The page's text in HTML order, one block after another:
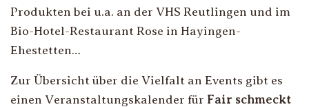
Produkten bei u.a. an der VHS Reutlingen und im
Bio-Hotel-Restaurant Rose in Hayingen-
Ehestetten…
Zur Übersicht über die Vielfalt an Events gibt es
einen Veranstaltungskalender für Fair schmeckt